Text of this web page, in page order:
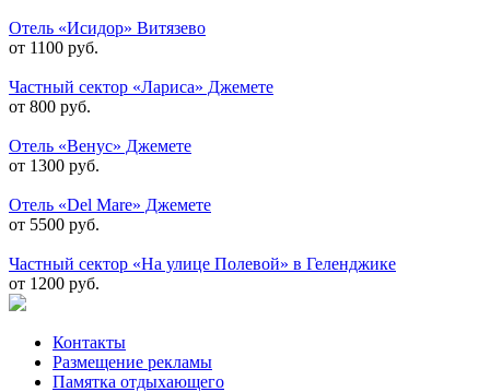
Отель «Исидор» Витязево
от 1100 руб.
Частный сектор «Лариса» Джемете
от 800 руб.
Отель «Венус» Джемете
от 1300 руб.
Отель «Del Mare» Джемете
от 5500 руб.
Частный сектор «На улице Полевой» в Геленджике
от 1200 руб.
Контакты
Размещение рекламы
Памятка отдыхающего